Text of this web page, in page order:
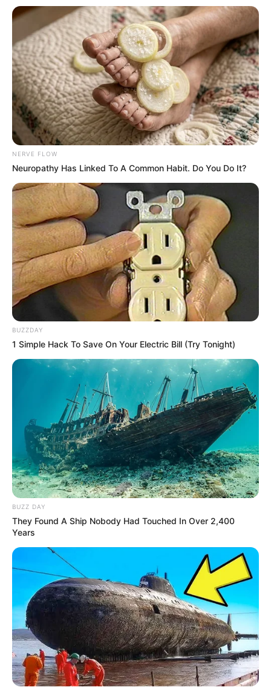
NERVE FLOW
Neuropathy Has Linked To A Common Habit. Do You Do It?
BUZZDAY
1 Simple Hack To Save On Your Electric Bill (Try Tonight)
BUZZ DAY
They Found A Ship Nobody Had Touched In Over 2,400
Years